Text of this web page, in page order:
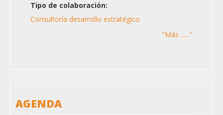
Tipo de colaboración:
Consultoría desarrollo estratégico
"Más ......"
AGENDA